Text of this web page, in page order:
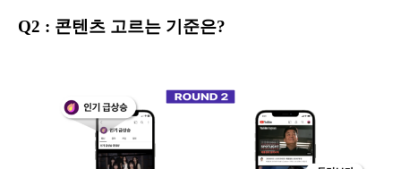
Q2 : 콘텐츠 고르는 기준은?